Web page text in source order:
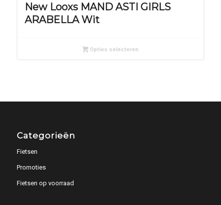
New Looxs MAND ASTI GIRLS
ARABELLA Wit
Opties selecteren
Categorieën
Fietsen
Promoties
Fietsen op voorraad